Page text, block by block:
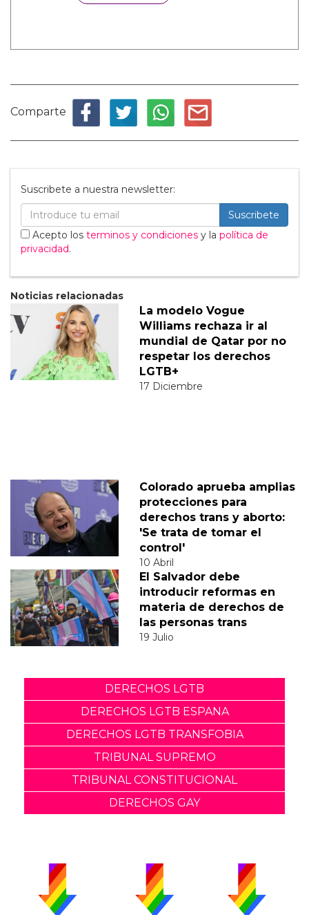
Comparte
Suscribete a nuestra newsletter:
Suscribete
Acepto los terminos y condiciones y la política de
privacidad.
Noticias relacionadas
La modelo Vogue
Williams rechaza ir al
mundial de Qatar por no
respetar los derechos
LGTB+
17 Diciembre
Colorado aprueba amplias
protecciones para
derechos trans y aborto:
'Se trata de tomar el
control'
10 Abril
El Salvador debe
introducir reformas en
materia de derechos de
las personas trans
19 Julio
DERECHOS LGTB
DERECHOS LGTB ESPANA
DERECHOS LGTB TRANSFOBIA
TRIBUNAL SUPREMO
TRIBUNAL CONSTITUCIONAL
DERECHOS GAY